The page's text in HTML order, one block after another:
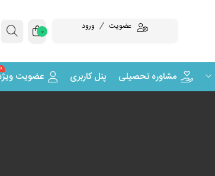
عضویت ورود 0
مشاوره تحصیلی پنل کاربری عضویت